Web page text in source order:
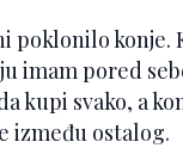
poklonilo
imam pored
kupi svako, a
između ostalog.